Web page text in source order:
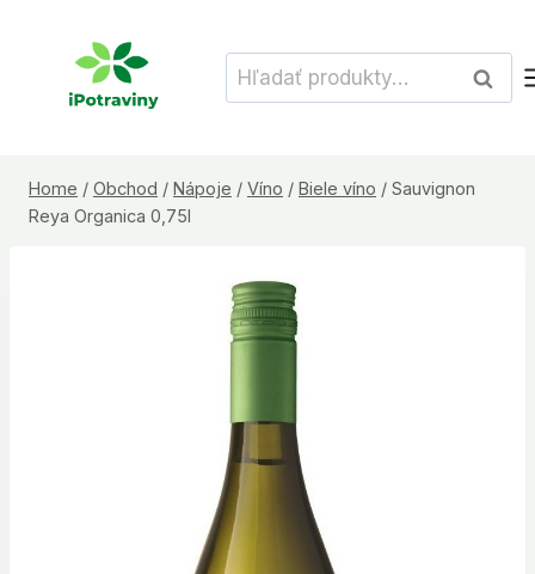
Hľadať:
Home / Obchod / Nápoje / Víno / Biele víno / Sauvignon
Reya Organica 0,75l